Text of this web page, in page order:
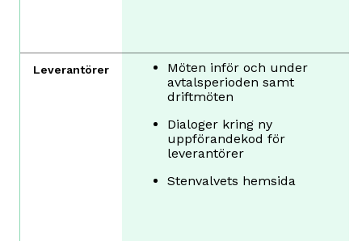
Leverantörer
Möten inför och under
avtalsperioden samt
driftmöten
Dialoger kring ny
uppförandekod för
leverantörer
Stenvalvets hemsida